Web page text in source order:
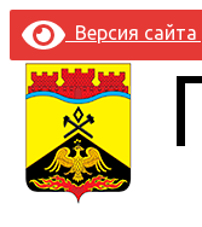
Версия